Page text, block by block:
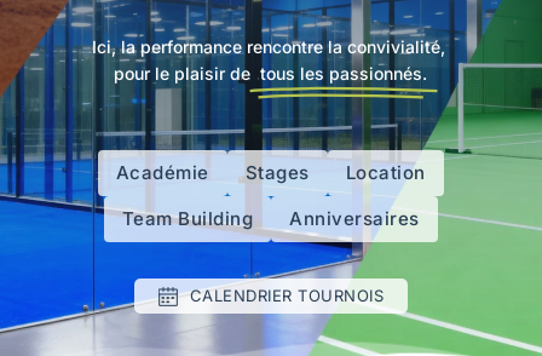
Ici, la performance rencontre la convivialité,
pour le plaisir detous les passionnés.
Académie Stages
Location
Team Building
Anniversaires
CALENDRIER TOURNOIS